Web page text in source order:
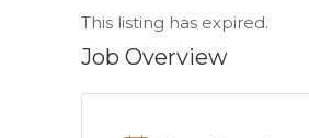
This listing has expired.
Job Overview